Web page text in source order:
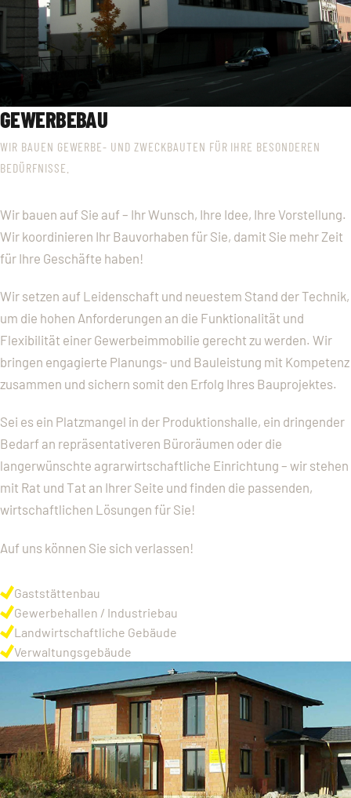
GEWERBEBAU
WIR BAUEN GEWERBE- UND ZWECKBAUTEN FÜR IHRE BESONDEREN
BEDÜRFNISSE.
Wir bauen auf Sie auf – Ihr Wunsch, Ihre Idee, Ihre Vorstellung.
Wir koordinieren Ihr Bauvorhaben für Sie, damit Sie mehr Zeit
für Ihre Geschäfte haben!
Wir setzen auf Leidenschaft und neuestem Stand der Technik,
um die hohen Anforderungen an die Funktionalität und
Flexibilität einer Gewerbeimmobilie gerecht zu werden. Wir
bringen engagierte Planungs- und Bauleistung mit Kompetenz
zusammen und sichern somit den Erfolg Ihres Bauprojektes.
Sei es ein Platzmangel in der Produktionshalle, ein dringender
Bedarf an repräsentativeren Büroräumen oder die
langerwünschte agrarwirtschaftliche Einrichtung – wir stehen
mit Rat und Tat an Ihrer Seite und finden die passenden,
wirtschaftlichen Lösungen für Sie!
Auf uns können Sie sich verlassen!
Gaststättenbau
Gewerbehallen / Industriebau
Landwirtschaftliche Gebäude
Verwaltungsgebäude